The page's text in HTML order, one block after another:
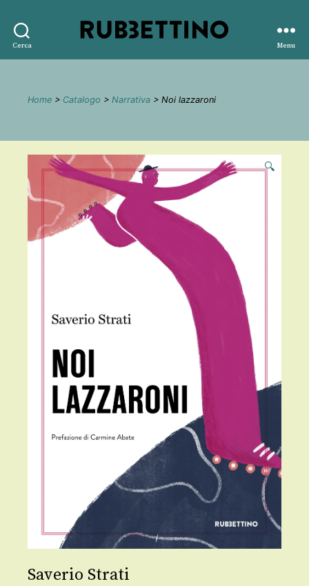
Cerca
editore
Menu
Home > Catalogo > Narrativa > Noi lazzaroni
🔍
Saverio Strati